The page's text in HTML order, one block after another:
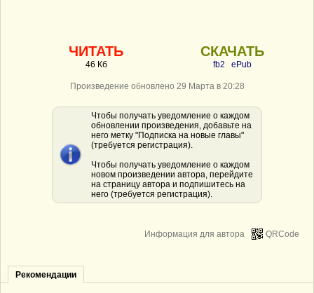
ЧИТАТЬ
46 Кб
СКАЧАТЬ
fb2 ePub
Произведение обновлено 29 Марта в 20:28
Чтобы получать уведомление о каждом
обновлении произведения, добавьте на
него метку "Подписка на новые главы"
(требуется регистрация).
Чтобы получать уведомление о каждом
новом произведении автора, перейдите
на страницу автора и подпишитесь на
него (требуется регистрация).
QRCode
Информация для автора
Рекомендации